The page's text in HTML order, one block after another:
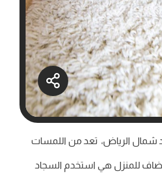
الرياض، تعد من اللمسات
تضاف للمنزل هي استخدم السجاد